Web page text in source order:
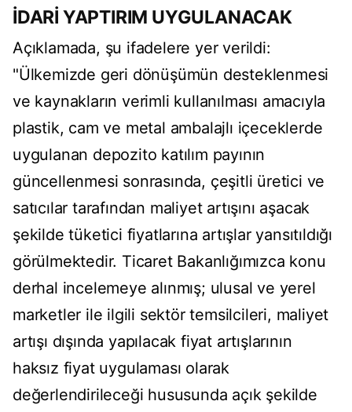
İDARİ YAPTIRIM UYGULANACAK
Açıklamada, şu ifadelere yer verildi:
"Ülkemizde geri dönüşümün desteklenmesi
ve kaynakların verimli kullanılması amacıyla
plastik, cam ve metal ambalajlı içeceklerde
uygulanan depozito katılım payının
güncellenmesi sonrasında, çeşitli üretici ve
satıcılar tarafından maliyet artışını aşacak
şekilde tüketici fiyatlarına artışlar yansıtıldığı
görülmektedir. Ticaret Bakanlığımızca konu
derhal incelemeye alınmış; ulusal ve yerel
marketler ile ilgili sektör temsilcileri, maliyet
artışı dışında yapılacak fiyat artışlarının
haksız fiyat uygulaması olarak
değerlendirileceği hususunda açık şekilde